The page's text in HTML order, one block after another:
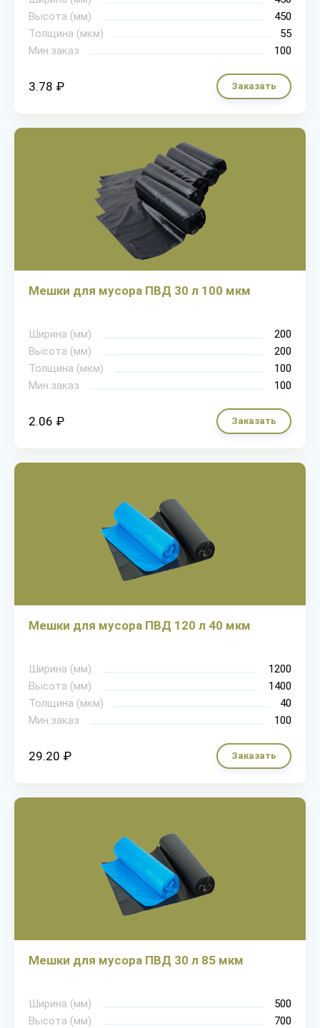
Высота (мм)
450
Толщина (мкм)
55
Мин.заказ
100
3.78 ₽ Заказать
Мешки для мусора ПВД 30 л 100 мкм
Ширина (мм)
200
Высота (мм)
200
Толщина (мкм)
100
Мин.заказ
100
2.06 ₽ Заказать
Мешки для мусора ПВД 120 л 40 мкм
Ширина (мм)
1200
Высота (мм)
1400
Толщина (мкм)
40
Мин.заказ
100
29.20 ₽ Заказать
Мешки для мусора ПВД 30 л 85 мкм
Ширина (мм)
500
Высота (мм)
700